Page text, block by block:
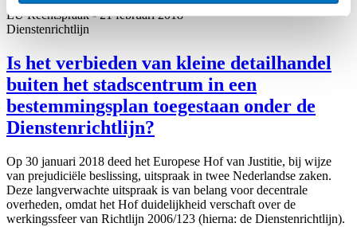
EU Rechtspraak-21 februari 2018
Dienstenrichtlijn
Is het verbieden van kleine detailhandel
buiten het stadscentrum in een
bestemmingsplan toegestaan onder de
Dienstenrichtlijn?
Op 30 januari 2018 deed het Europese Hof van Justitie, bij wijze
van prejudiciële beslissing, uitspraak in twee Nederlandse zaken.
Deze langverwachte uitspraak is van belang voor decentrale
overheden, omdat het Hof duidelijkheid verschaft over de
werkingssfeer van Richtlijn 2006/123 (hierna: de Dienstenrichtlijn).